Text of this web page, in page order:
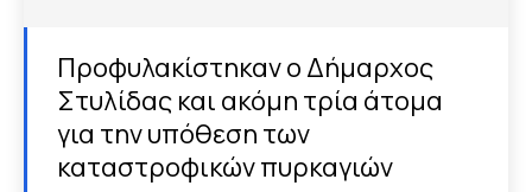
Προφυλακίστηκαν ο Δήμαρχος
Στυλίδας και ακόμη τρία άτομα
για την υπόθεση των
καταστροφικών πυρκαγιών